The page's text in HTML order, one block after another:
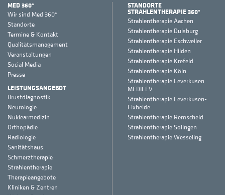
MED 360°
Wir sind Med 360°
Standorte
Termine & Kontakt
Qualitätsmanagement
Veranstaltungen
Social Media
Presse
LEISTUNGSANGEBOT
Brustdiagnostik
Neurologie
Nuklearmedizin
Orthopädie
Radiologie
Sanitätshaus
Schmerztherapie
Strahlentherapie
Therapieangebote
Kliniken & Zentren
STANDORTE
STRAHLENTHERAPIE 360°
Strahlentherapie Aachen
Strahlentherapie Duisburg
Strahlentherapie Eschweiler
Strahlentherapie Hilden
Strahlentherapie Krefeld
Strahlentherapie Köln
Strahlentherapie Leverkusen
MEDILEV
Strahlentherapie Leverkusen-
Fixheide
Strahlentherapie Remscheid
Strahlentherapie Solingen
Strahlentherapie Wesseling